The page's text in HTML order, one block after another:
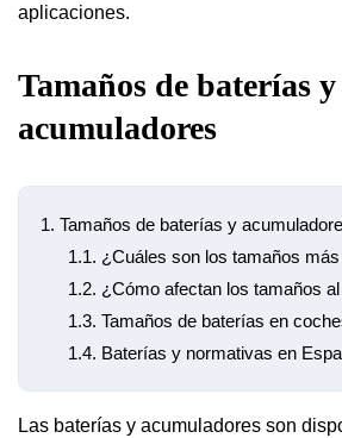
aplicaciones.
Tamaños de baterías y
acumuladores
1. Tamaños de baterías y
1.1. ¿Cuáles son los tamaños
1.2. ¿Cómo afectan los tamaños
1.3. Tamaños de baterías en
1.4. Baterías y normativas en
Las baterías y acumuladores son